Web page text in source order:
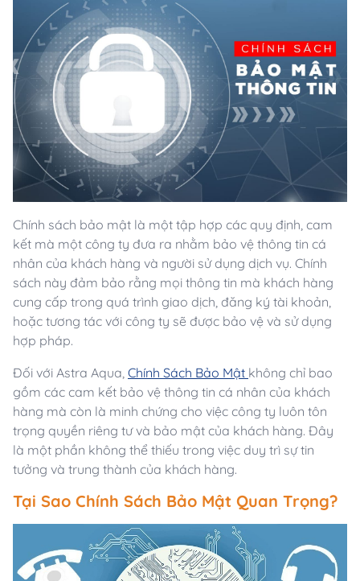
Chính sách bảo mật là một tập hợp các quy định, cam
kết mà một công ty đưa ra nhằm bảo vệ thông tin cá
nhân của khách hàng và người sử dụng dịch vụ. Chính
sách này đảm bảo rằng mọi thông tin mà khách hàng
cung cấp trong quá trình giao dịch, đăng ký tài khoản,
hoặc tương tác với công ty sẽ được bảo vệ và sử dụng
hợp pháp.
Đối với Astra Aqua, Chính Sách Bảo Mật không chỉ bao
gồm các cam kết bảo vệ thông tin cá nhân của khách
hàng mà còn là minh chứng cho việc công ty luôn tôn
trọng quyền riêng tư và bảo mật của khách hàng. Đây
là một phần không thể thiếu trong việc duy trì sự tin
tưởng và trung thành của khách hàng.
Tại Sao Chính Sách Bảo Mật Quan Trọng?